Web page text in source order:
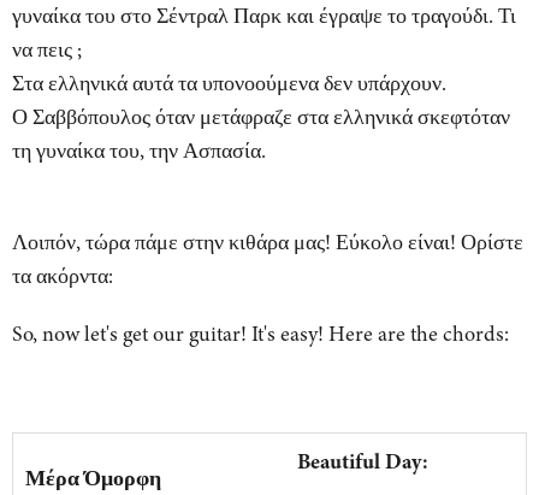
γυναίκα του στο Σέντραλ Παρκ και έγραψε το τραγούδι. Τι
να πεις ;
Στα ελληνικά αυτά τα υπονοούμενα δεν υπάρχουν.
Ο Σαββόπουλος όταν μετάφραζε στα ελληνικά σκεφτόταν
τη γυναίκα του, την Ασπασία.
Λοιπόν, τώρα πάμε στην κιθάρα μας! Εύκολο είναι! Ορίστε
τα ακόρντα:
So, now let's get our guitar! It's easy! Here are the chords:
Μέρα Όμορφη
Beautiful Day: